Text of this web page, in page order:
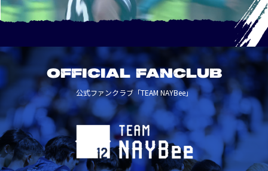
OFFICIAL FANCLUB
公式ファンクラブ「TEAM NAYBee」